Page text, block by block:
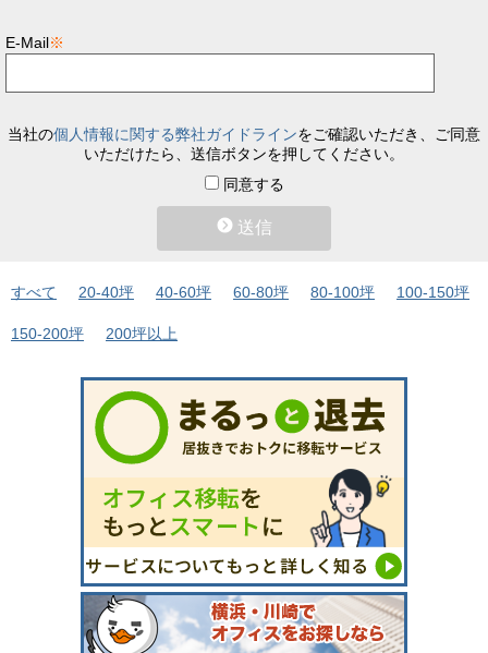
E-Mail※
当社の個人情報に関する弊社ガイドラインをご確認いただき、ご同意
いただけたら、送信ボタンを押してください。
同意する
送信
すべて 20-40坪 40-60坪 60-80坪 80-100坪 100-150坪
150-200坪 200坪以上